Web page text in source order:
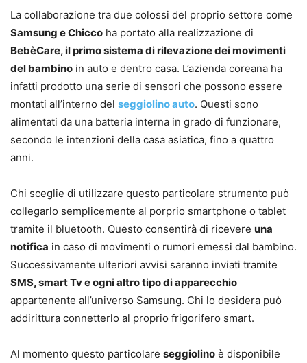
La collaborazione tra due colossi del proprio settore come
Samsung e Chicco ha portato alla realizzazione di
BebèCare, il primo sistema di rilevazione dei movimenti
del bambino in auto e dentro casa. L’azienda coreana ha
infatti prodotto una serie di sensori che possono essere
montati all’interno del seggiolino auto. Questi sono
alimentati da una batteria interna in grado di funzionare,
secondo le intenzioni della casa asiatica, fino a quattro
anni.
Chi sceglie di utilizzare questo particolare strumento può
collegarlo semplicemente al porprio smartphone o tablet
tramite il bluetooth. Questo consentirà di ricevere una
notifica in caso di movimenti o rumori emessi dal bambino.
Successivamente ulteriori avvisi saranno inviati tramite
SMS, smart Tv e ogni altro tipo di apparecchio
appartenente all’universo Samsung. Chi lo desidera può
addirittura connetterlo al proprio frigorifero smart.
Al momento questo particolare seggiolino è disponibile